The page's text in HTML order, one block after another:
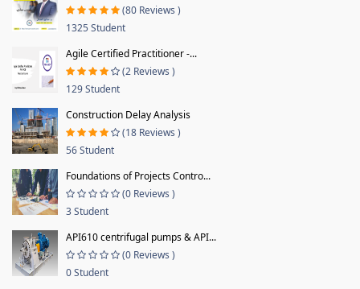
(80 Reviews )
1325 Student
Agile Certified Practitioner -...
(2 Reviews )
129 Student
Construction Delay Analysis
(18 Reviews )
56 Student
Foundations of Projects Contro...
(0 Reviews )
3 Student
API610 centrifugal pumps & API...
(0 Reviews )
0 Student